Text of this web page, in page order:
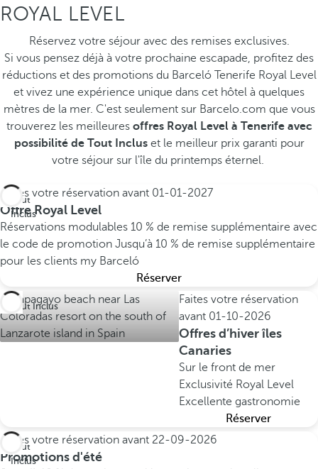
ROYAL LEVEL
Réservez votre séjour avec des remises exclusives.
Si vous pensez déjà à votre prochaine escapade, profitez des
réductions et des promotions du Barceló Tenerife Royal Level
et vivez une expérience unique dans cet hôtel à quelques
mètres de la mer. C'est seulement sur Barcelo.com que vous
trouverez les meilleures offres Royal Level à Tenerife avec
possibilité de Tout Incluset le meilleur prix garanti pour
votre séjour sur l'île du printemps éternel.
Tout
Inclus
Faites votre réservation avant 01-01-2027
Offre Royal Level
Réservations modulables 10 % de remise supplémentaire avec
le code de promotion Jusqu’à 10 % de remise supplémentaire
pour les clients my Barceló
Réserver
Tout Inclus
Faites votre réservation
avant 01-10-2026
Offres d’hiver îles
Canaries
Sur le front de mer
Exclusivité Royal Level
Excellente gastronomie
Réserver
Tout
Inclus
Faites votre réservation avant 22-09-2026
Promotions d'été